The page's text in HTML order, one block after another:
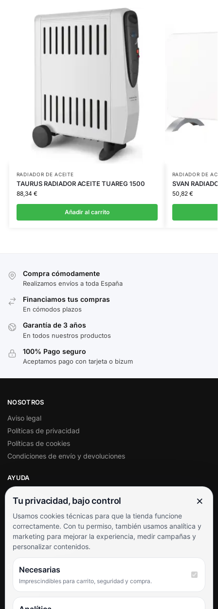
RADIADOR DE ACEITE
TAURUS RADIADOR ACEITE TUAREG 1500
88,34 €
Añadir al carrito
RADIADOR DE
SVAN
50,82 €
Compra cómodamente
Realizamos envíos a toda España
Financiamos tus compras
En cómodos plazos
Garantía de 3 años
En todos nuestros productos
100% Pago seguro
Aceptamos pago con tarjeta o bizum
NOSOTROS
Aviso legal
Políticas de privacidad
Políticas de cookies
Condiciones de envío y devoluciones
AYUDA
Soporte al cliente
Contacto
Términos y condiciones
Preguntas frecuentes
SÍGUENOS
Facebook
Tu privacidad, bajo control ×
Usamos cookies técnicas para que la tienda funcione
correctamente. Con tu permiso, también usamos analítica y
marketing para mejorar la experiencia, medir campañas y
personalizar contenidos.
Necesarias
Imprescindibles para carrito, seguridad y compra.